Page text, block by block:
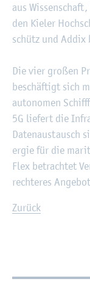
aus
den Kie­ler
schütz und
Die vier gro­ßen
be­schäf­tigt sich
au­to­no­men
5G lie­fert die
Da­ten­aus­tausch
er­gie für die
Flex be­trach­tet
rech­te­res
Zu­rück